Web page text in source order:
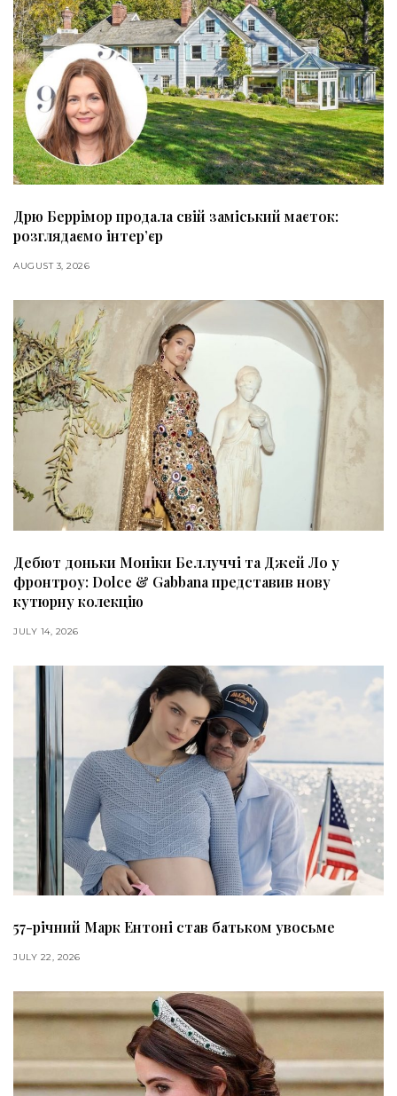
Дрю Беррімор продала свій заміський маєток:
розглядаємо інтер’єр
AUGUST 3, 2026
Дебют доньки Моніки Беллуччі та Джей Ло у
фронтроу: Dolce & Gabbana представив нову
кутюрну колекцію
JULY 14, 2026
57-річний Марк Ентоні став батьком увосьме
JULY 22, 2026